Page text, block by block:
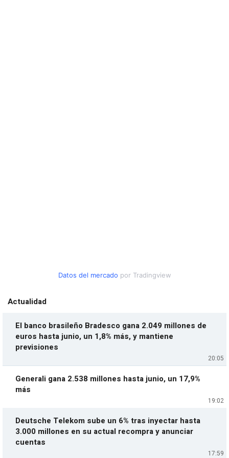
Datos del mercado por Tradingview
Actualidad
20:05
El banco brasileño Bradesco gana 2.049 millones de
euros hasta junio, un 1,8% más, y mantiene
previsiones
19:02
Generali gana 2.538 millones hasta junio, un 17,9%
más
17:59
Deutsche Telekom sube un 6% tras inyectar hasta
3.000 millones en su actual recompra y anunciar
cuentas